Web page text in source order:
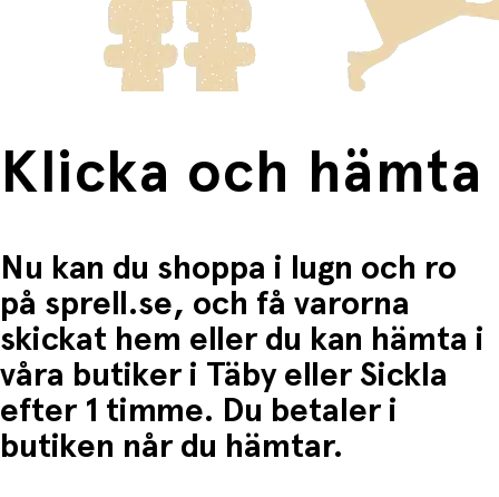
Fri frakt när du handlar för mer än 1500:-
Klicka och hämta
Nu kan du shoppa i lugn och ro
på sprell.se, och få varorna
skickat hem eller du kan hämta i
våra butiker i Täby eller Sickla
efter 1 timme. Du betaler i
butiken når du hämtar.